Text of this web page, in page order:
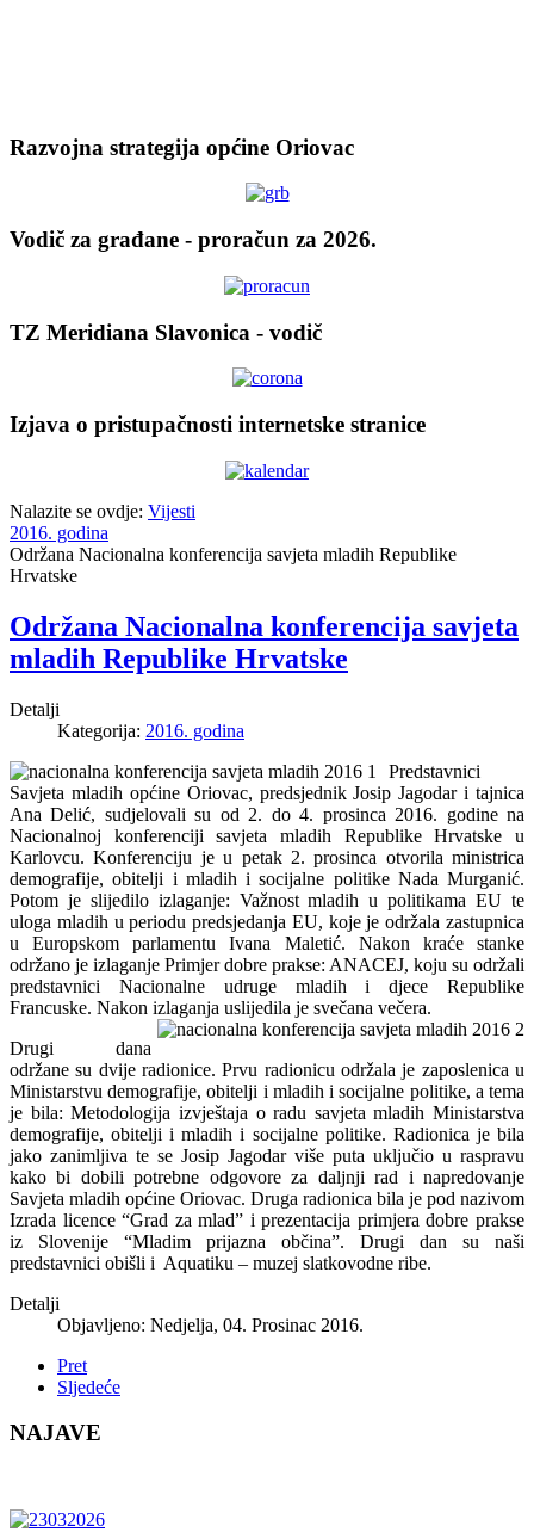
Razvojna strategija općine Oriovac
Vodič za građane - proračun za 2026.
TZ Meridiana Slavonica - vodič
Izjava o pristupačnosti internetske stranice
Nalazite se ovdje: Vijesti
2016. godina
Održana Nacionalna konferencija savjeta mladih Republike
Hrvatske
Održana Nacionalna konferencija savjeta
mladih Republike Hrvatske
Detalji
Kategorija: 2016. godina
Predstavnici
Savjeta mladih općine Oriovac, predsjednik Josip Jagodar i tajnica
Ana Delić, sudjelovali su od 2. do 4. prosinca 2016. godine na
Nacionalnoj konferenciji savjeta mladih Republike Hrvatske u
Karlovcu. Konferenciju je u petak 2. prosinca otvorila ministrica
demografije, obitelji i mladih i socijalne politike Nada Murganić.
Potom je slijedilo izlaganje: Važnost mladih u politikama EU te
uloga mladih u periodu predsjedanja EU, koje je održala zastupnica
u Europskom parlamentu Ivana Maletić. Nakon kraće stanke
održano je izlaganje Primjer dobre prakse: ANACEJ, koju su održali
predstavnici Nacionalne udruge mladih i djece Republike
Francuske. Nakon izlaganja uslijedila je svečana večera.
Drugi dana
održane su dvije radionice. Prvu radionicu održala je zaposlenica u
Ministarstvu demografije, obitelji i mladih i socijalne politike, a tema
je bila: Metodologija izvještaja o radu savjeta mladih Ministarstva
demografije, obitelji i mladih i socijalne politike. Radionica je bila
jako zanimljiva te se Josip Jagodar više puta uključio u raspravu
kako bi dobili potrebne odgovore za daljnji rad i napredovanje
Savjeta mladih općine Oriovac. Druga radionica bila je pod nazivom
Izrada licence “Grad za mlad” i prezentacija primjera dobre prakse
iz Slovenije “Mladim prijazna občina”. Drugi dan su naši
predstavnici obišli i Aquatiku – muzej slatkovodne ribe.
Detalji
Objavljeno: Nedjelja, 04. Prosinac 2016.
Pret
Sljedeće
NAJAVE